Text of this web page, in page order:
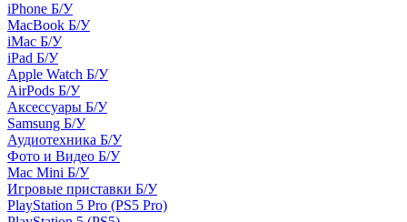
iPhone Б/У
MacBook Б/У
iMac Б/У
iPad Б/У
Apple Watch Б/У
AirPods Б/У
Аксессуары Б/У
Samsung Б/У
Аудиотехника Б/У
Фото и Видео Б/У
Mac Mini Б/У
Игровые приставки Б/У
PlayStation 5 Pro (PS5 Pro)